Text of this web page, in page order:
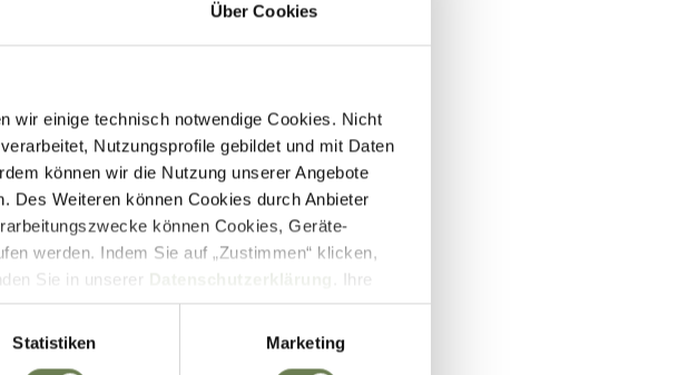
Über Cookies
wir einige technisch notwendige Cookies. Nicht
Nutzungsprofile gebildet und mit Daten
können wir die Nutzung unserer Angebote
Des Weiteren können Cookies durch Anbieter
können Cookies, Geräte-
werden. Indem Sie auf „Zustimmen“ klicken,
Sie in unserer Datenschutzerklärung
. Ihre
außerhalb des EWR wie zum Beispiel
Dienst keine Zertifizierung nach dem EU-US
zu Kontroll- und Überwachungszwecken auf
Statistiken Marketing
Akkus & Ladegeräte